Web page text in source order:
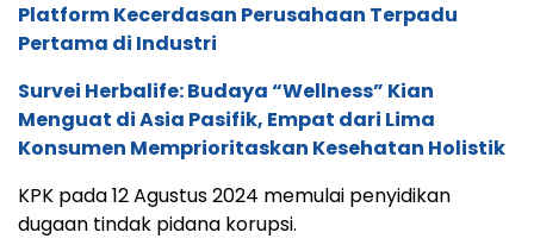
Platform Kecerdasan Perusahaan Terpadu
Pertama di Industri
Survei Herbalife: Budaya “Wellness” Kian
Menguat di Asia Pasifik, Empat dari Lima
Konsumen Memprioritaskan Kesehatan Holistik
KPK pada 12 Agustus 2024 memulai penyidikan
dugaan tindak pidana korupsi.